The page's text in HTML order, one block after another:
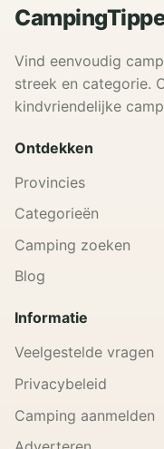
Vind eenvoudig
streek en categorie.
kindvriendelijke
Ontdekken
Provincies
Categorieën
Camping zoeken
Blog
Informatie
Veelgestelde vragen
Privacybeleid
Camping aanmelden